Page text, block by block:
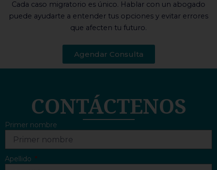
Cada caso migratorio es único. Hablar con un abogado
puede ayudarte a entender tus opciones y evitar errores
que afecten tu futuro.
Agendar Consulta
CONTÁCTENOS
Primer nombre
Apellido